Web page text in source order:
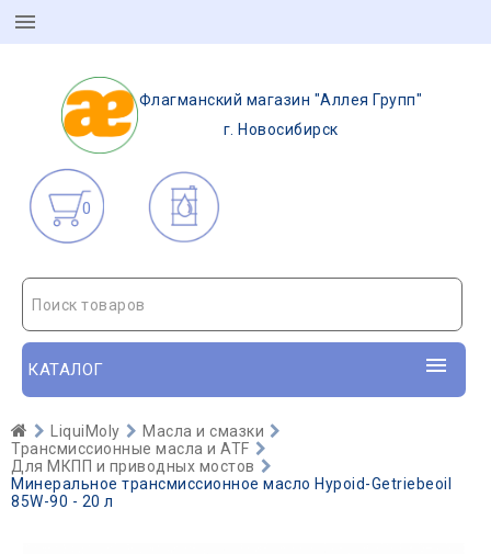
Флагманский магазин "Аллея Групп"
г. Новосибирск
0
Поиск товаров
КАТАЛОГ
LiquiMoly
Масла и смазки
Трансмиссионные масла и ATF
Для МКПП и приводных мостов
Минеральное трансмиссионное масло Hypoid-Getriebeoil
85W-90 - 20 л